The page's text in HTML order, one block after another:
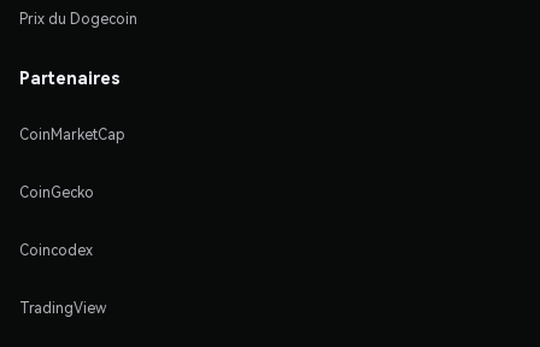
Prix du Dogecoin
Partenaires
CoinMarketCap
CoinGecko
Coincodex
TradingView